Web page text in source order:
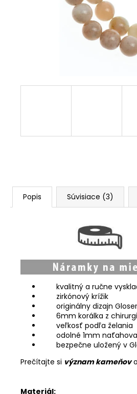
Popis Súvisiace (3)
kvalitný a ručne
zirkónový krížik
originálny dizajn
6mm korálka z
veľkosť podľa želania
odolné 1mm
bezpečne uložený v
Prečítajte si význam kameňov
Materiál: